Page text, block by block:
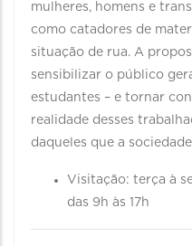
mulheres, homens e
como catadores de
situação de rua. A
sensibilizar o público
estudantes – e tornar
realidade desses
daqueles que a
Visitação: terça à
das 9h às 17h